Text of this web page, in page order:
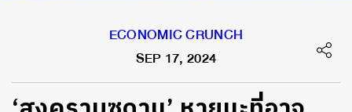
ECONOMIC CRUNCH
SEP 17, 2024